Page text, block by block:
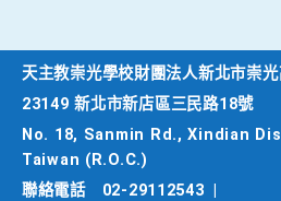
天主教崇光學校財團法人新北市崇
23149 新北市新店區三民路18號
No. 18, Sanmin Rd., Xindian
Taiwan (R.O.C.)
聯絡電話
02-29112543